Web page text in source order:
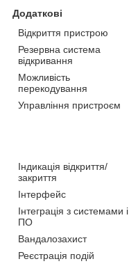
Додаткові
Відкриття пристрою
Резервна система
відкривання
Можливість
перекодування
Управління пристроєм
Індикація відкриття/
закриття
Інтерфейс
Інтеграція з системами і
ПО
Вандалозахист
Реєстрація подій